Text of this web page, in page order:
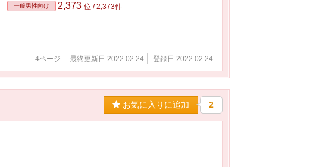
一般男性向け 2,373 位 / 2,373件
4ページ 最終更新日 2022.02.24 登録日 2022.02.24
お気に入りに追加 2